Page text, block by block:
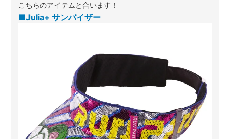
こちらのアイテムと合います！
■Julia+ サンバイザー